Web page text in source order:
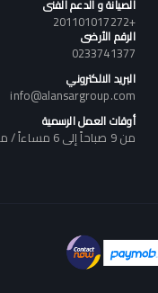
الصيانة و الدعم الفنى
+201101017272
الرقم الأرضى
0233741377
البريد الالكتروني
info@alansargroup.com
أوقات العمل الرسمية
من 9 صباحاً إلى 6 مساءاً / من السبت إلى الخميس